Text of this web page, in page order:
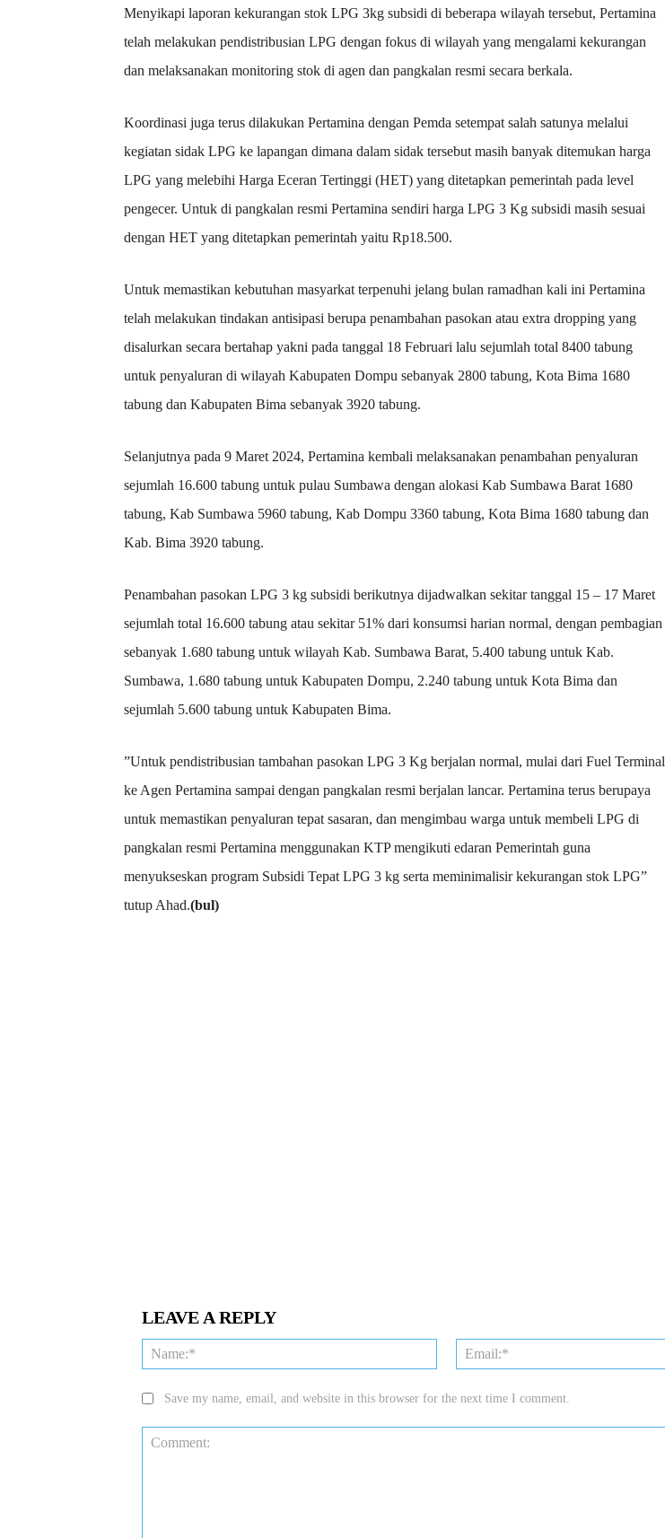
Menyikapi laporan kekurangan stok LPG 3kg subsidi di beberapa wilayah tersebut, Pertamina
telah melakukan pendistribusian LPG dengan fokus di wilayah yang mengalami kekurangan
dan melaksanakan monitoring stok di agen dan pangkalan resmi secara berkala.
Koordinasi juga terus dilakukan Pertamina dengan Pemda setempat salah satunya melalui
kegiatan sidak LPG ke lapangan dimana dalam sidak tersebut masih banyak ditemukan harga
LPG yang melebihi Harga Eceran Tertinggi (HET) yang ditetapkan pemerintah pada level
pengecer. Untuk di pangkalan resmi Pertamina sendiri harga LPG 3 Kg subsidi masih sesuai
dengan HET yang ditetapkan pemerintah yaitu Rp18.500.
Untuk memastikan kebutuhan masyarkat terpenuhi jelang bulan ramadhan kali ini Pertamina
telah melakukan tindakan antisipasi berupa penambahan pasokan atau extra dropping yang
disalurkan secara bertahap yakni pada tanggal 18 Februari lalu sejumlah total 8400 tabung
untuk penyaluran di wilayah Kabupaten Dompu sebanyak 2800 tabung, Kota Bima 1680
tabung dan Kabupaten Bima sebanyak 3920 tabung.
Selanjutnya pada 9 Maret 2024, Pertamina kembali melaksanakan penambahan penyaluran
sejumlah 16.600 tabung untuk pulau Sumbawa dengan alokasi Kab Sumbawa Barat 1680
tabung, Kab Sumbawa 5960 tabung, Kab Dompu 3360 tabung, Kota Bima 1680 tabung dan
Kab. Bima 3920 tabung.
Penambahan pasokan LPG 3 kg subsidi berikutnya dijadwalkan sekitar tanggal 15 – 17 Maret
sejumlah total 16.600 tabung atau sekitar 51% dari konsumsi harian normal, dengan pembagian
sebanyak 1.680 tabung untuk wilayah Kab. Sumbawa Barat, 5.400 tabung untuk Kab.
Sumbawa, 1.680 tabung untuk Kabupaten Dompu, 2.240 tabung untuk Kota Bima dan
sejumlah 5.600 tabung untuk Kabupaten Bima.
”Untuk pendistribusian tambahan pasokan LPG 3 Kg berjalan normal, mulai dari Fuel Terminal
ke Agen Pertamina sampai dengan pangkalan resmi berjalan lancar. Pertamina terus berupaya
untuk memastikan penyaluran tepat sasaran, dan mengimbau warga untuk membeli LPG di
pangkalan resmi Pertamina menggunakan KTP mengikuti edaran Pemerintah guna
menyukseskan program Subsidi Tepat LPG 3 kg serta meminimalisir kekurangan stok LPG”
tutup Ahad.(bul)
LEAVE A REPLY
Name:*
Save my name, email, and website in this browser for the next time I comment.